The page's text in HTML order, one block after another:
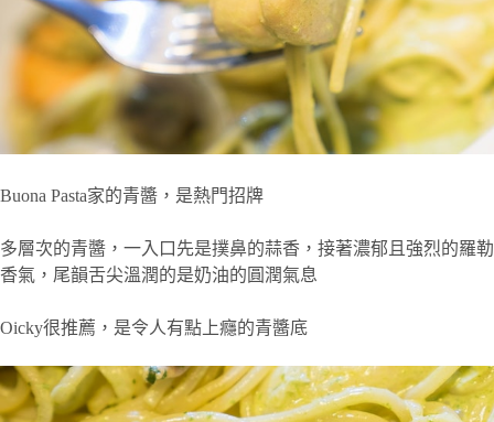
Buona Pasta家的青醬，是熱門招牌
多層次的青醬，一入口先是撲鼻的蒜香，接著濃郁且強烈的羅勒
香氣，尾韻舌尖溫潤的是奶油的圓潤氣息
Oicky很推薦，是令人有點上癮的青醬底